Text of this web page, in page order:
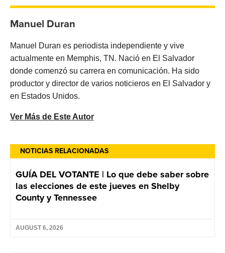
NOTICIAS RELACIONADAS
GUÍA DEL VOTANTE | Lo que debe saber sobre
las elecciones de este jueves en Shelby
County y Tennessee
AUGUST 6, 2026
Manuel Duran
Manuel Duran es periodista independiente y vive
actualmente en Memphis, TN. Nació en El Salvador
donde comenzó su carrera en comunicación. Ha sido
productor y director de varios noticieros en El Salvador y
en Estados Unidos.
Ver Más de Este Autor